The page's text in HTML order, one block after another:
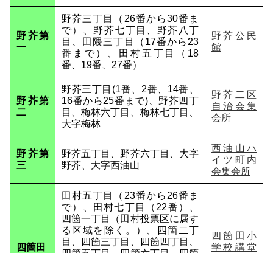
野芥第
一
野芥三丁目（26番から30番ま
で）、野芥七丁目、野芥八丁
目、田隈三丁目（17番から23
番まで）、田村五丁目（18
番、19番、27番）
野芥公民
館
野芥第
二
野芥三丁目(1番、2番、14番、
16番から25番まで)、野芥四丁
目、梅林六丁目、梅林七丁目、
大字梅林
野芥二区
自治会集
会所
野芥第
三
野芥五丁目、野芥六丁目、大字
野芥、大字西油山
西油山ハ
イツ町内
会集会所
四箇田
田村五丁目（23番から26番ま
で）、田村七丁目（22番）、
四箇一丁目（田村投票区に属す
る区域を除く。）、四箇二丁
目、四箇三丁目、四箇四丁目、
四箇田小
学校講堂